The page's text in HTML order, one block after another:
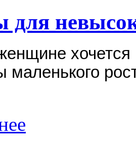
для
хочется